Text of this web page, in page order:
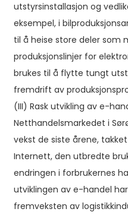
utstyrsinstallasjon og
eksempel, i
til å heise store deler som
produksjonslinjer for
brukes til å flytte tungt
fremdrift av
(III) Rask utvikling av e-
Netthandelsmarkedet i
vekst de siste årene,
Internett, den utbredte
endringen i forbrukernes
utviklingen av e-handel
fremveksten av